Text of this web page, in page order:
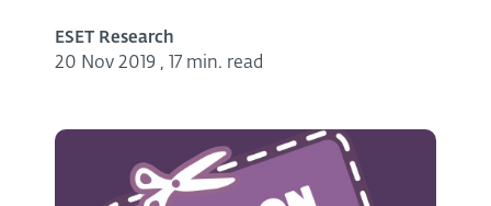
ESET Research
20 Nov 2019 , 17 min. read